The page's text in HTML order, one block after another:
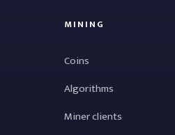
MINING
Coins
Algorithms
Miner clients